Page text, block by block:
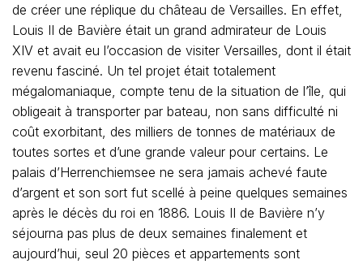
de créer une réplique du château de Versailles. En effet,
Louis II de Bavière était un grand admirateur de Louis
XIV et avait eu l’occasion de visiter Versailles, dont il était
revenu fasciné. Un tel projet était totalement
mégalomaniaque, compte tenu de la situation de l’île, qui
obligeait à transporter par bateau, non sans difficulté ni
coût exorbitant, des milliers de tonnes de matériaux de
toutes sortes et d’une grande valeur pour certains. Le
palais d’Herrenchiemsee ne sera jamais achevé faute
d’argent et son sort fut scellé à peine quelques semaines
après le décès du roi en 1886. Louis II de Bavière n’y
séjourna pas plus de deux semaines finalement et
aujourd’hui, seul 20 pièces et appartements sont